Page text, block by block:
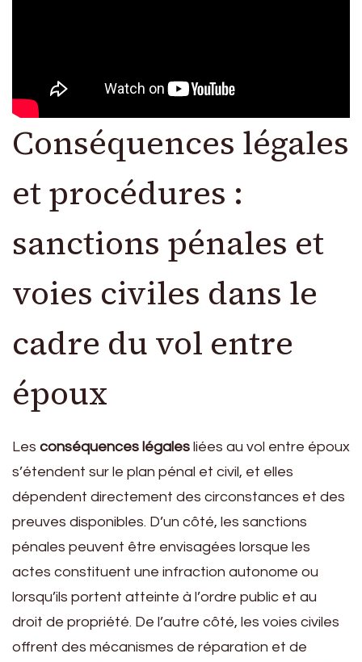
Conséquences légales
et procédures :
sanctions pénales et
voies civiles dans le
cadre du vol entre
époux
Les conséquences légales liées au vol entre époux
s’étendent sur le plan pénal et civil, et elles
dépendent directement des circonstances et des
preuves disponibles. D’un côté, les sanctions
pénales peuvent être envisagées lorsque les
actes constituent une infraction autonome ou
lorsqu’ils portent atteinte à l’ordre public et au
droit de propriété. De l’autre côté, les voies civiles
offrent des mécanismes de réparation et de